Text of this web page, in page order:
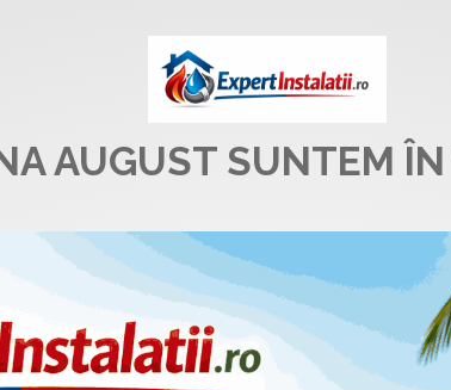
AUGUST SUNTEM